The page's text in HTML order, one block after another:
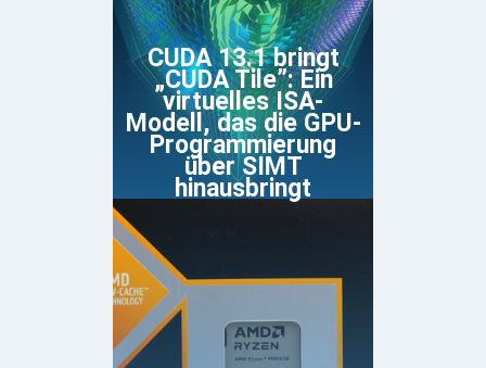
CUDA 13.1 bringt
„CUDA Tile”: Ein
virtuelles ISA-
Modell, das die GPU-
Programmierung
über SIMT
hinausbringt